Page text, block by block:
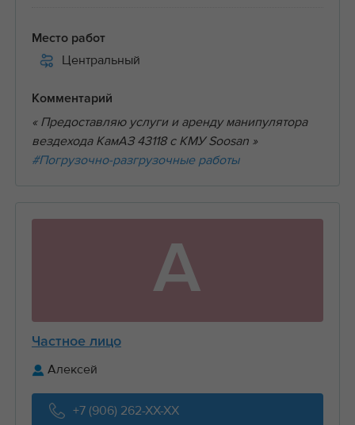
Место работ
Центральный
Комментарий
« Предоставляю услуги и аренду манипулятора
вездехода КамАЗ 43118 с КМУ Soosan »
#Погрузочно-разгрузочные работы
А
Частное лицо
Алексей
+7 (906) 262-XX-XX